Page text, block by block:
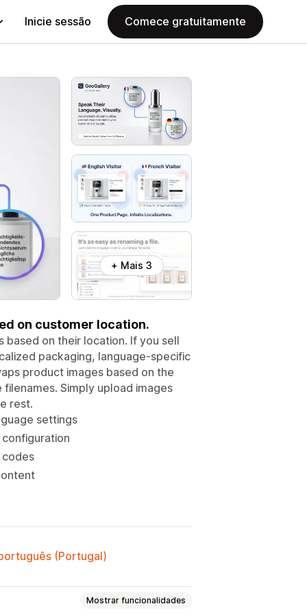
Inicie sessão Comece gratuitamente
+ Mais 3
on customer location.
on their location. If you sell
packaging, language-specific
product images based on the
Simply upload images
rest.
settings
(Portugal)
Mostrar funcionalidades